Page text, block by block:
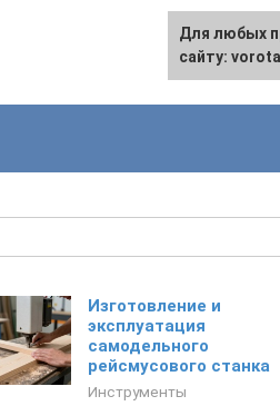
Изготовление и
эксплуатация
самодельного
рейсмусового станка
Инструменты
Для любых
сайту: